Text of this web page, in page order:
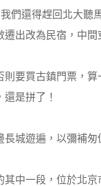
們還得趕回北大
出改為民宿，中
要買古鎮門票，
是拼了！
長城遊遍，以彌補匆
其中一段，位於北